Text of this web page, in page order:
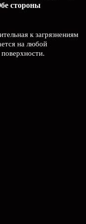
стороны
к загрязнениям
на любой